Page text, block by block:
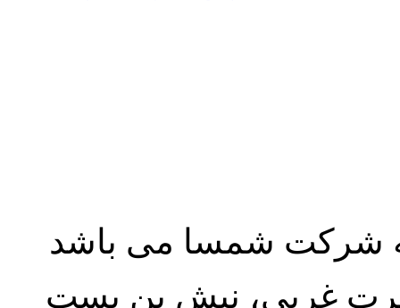
شرکت شمسا می باشد
غربی، نبش بن بست